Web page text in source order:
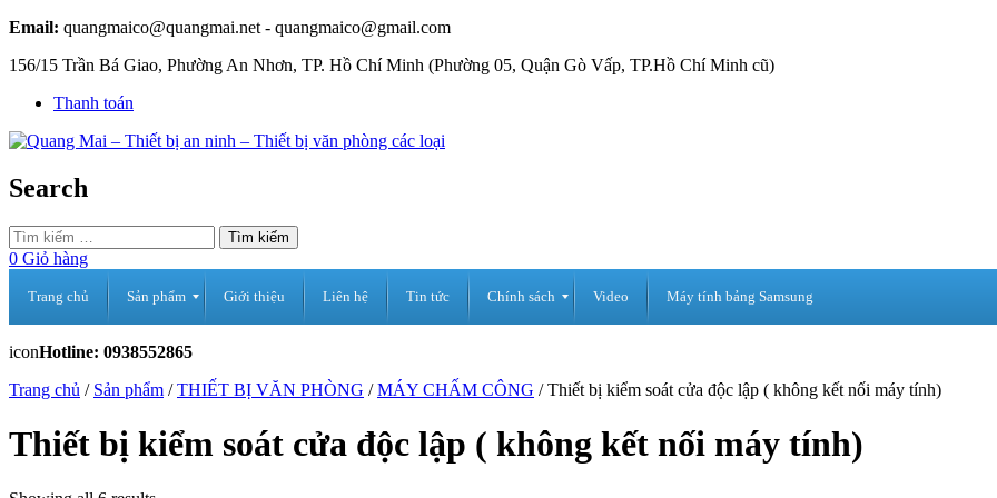
Email: quangmaico@quangmai.net - quangmaico@gmail.com
156/15 Trần Bá Giao, Phường An Nhơn, TP. Hồ Chí Minh (Phường 05, Quận Gò Vấp, TP.Hồ Chí Minh cũ)
Thanh toán
Search
Tìm kiếm
0 Giỏ hàng
Trang chủ Sản phẩm Giới thiệu Liên hệ Tin tức Chính sách Video Máy tính bảng Samsung
iconHotline: 0938552865
Trang chủ / Sản phẩm /THIẾT BỊ VĂN PHÒNG /MÁY CHẤM CÔNG / Thiết bị kiểm soát cửa độc lập ( không kết nối máy tính)
Thiết bị kiểm soát cửa độc lập ( không kết nối máy tính)